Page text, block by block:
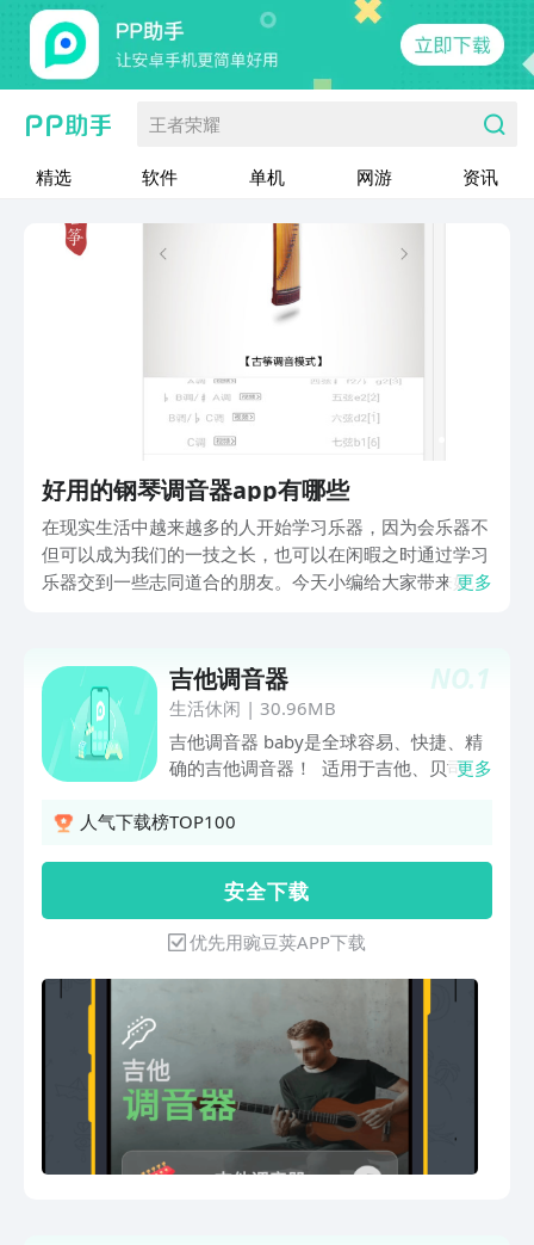
王者荣耀
精选 软件 单机 网游 资讯
好用的钢琴调音器app有哪些
在现实生活中越来越多的人开始学习乐器，因为会乐器不
但可以成为我们的一技之长，也可以在闲暇之时通过学习
乐器交到一些志同道合的朋友。今天小编给大家带来好用
们快来了解一下吧。
更多
NO.1
吉他调音器
生活休闲 | 30.96MB
吉他调音器 baby是全球容易、快捷、精
确的吉他调音器！ 适用于吉他、贝司、
用，超过八千万用户在使用，包括初学者
调音，无需借助线缆） • 专业的高精准
度，适合高水平的乐器使用者（可在设置
选项卡中开启） • 容易易用，初学者都可
以轻易学会（吉他教师强烈推荐） • 清晰
的视觉反馈，并带信号记录 - 简单直观 •
手动自动调音模式（超快速调音、免提、
每根弦可单独调节） 包括： • 节拍器：
设置任何时间，并更改节拍器的节拍或点
击你想要的节拍速度即可 • 和弦学习游
戏：学习、实践并掌握吉他和弦，并学会
用耳朵来识别各种弦 • 六弦吉他：你可以
更多
人气下载榜TOP100
安 全 下 载
优先用豌豆荚APP下载